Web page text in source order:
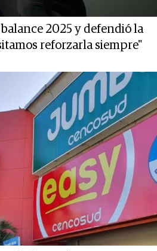
2025 y defendió la
reforzarla siempre"